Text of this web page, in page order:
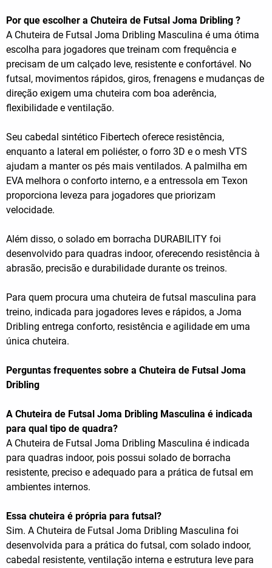
Por que escolher a Chuteira de Futsal Joma Dribling ?
A Chuteira de Futsal Joma Dribling Masculina é uma ótima
escolha para jogadores que treinam com frequência e
precisam de um calçado leve, resistente e confortável. No
futsal, movimentos rápidos, giros, frenagens e mudanças de
direção exigem uma chuteira com boa aderência,
flexibilidade e ventilação.
Seu cabedal sintético Fibertech oferece resistência,
enquanto a lateral em poliéster, o forro 3D e o mesh VTS
ajudam a manter os pés mais ventilados. A palmilha em
EVA melhora o conforto interno, e a entressola em Texon
proporciona leveza para jogadores que priorizam
velocidade.
Além disso, o solado em borracha DURABILITY foi
desenvolvido para quadras indoor, oferecendo resistência à
abrasão, precisão e durabilidade durante os treinos.
Para quem procura uma chuteira de futsal masculina para
treino, indicada para jogadores leves e rápidos, a Joma
Dribling entrega conforto, resistência e agilidade em uma
única chuteira.
Perguntas frequentes sobre a Chuteira de Futsal Joma
Dribling
A Chuteira de Futsal Joma Dribling Masculina é indicada
para qual tipo de quadra?
A Chuteira de Futsal Joma Dribling Masculina é indicada
para quadras indoor, pois possui solado de borracha
resistente, preciso e adequado para a prática de futsal em
ambientes internos.
Essa chuteira é própria para futsal?
Sim. A Chuteira de Futsal Joma Dribling Masculina foi
desenvolvida para a prática do futsal, com solado indoor,
cabedal resistente, ventilação interna e estrutura leve para